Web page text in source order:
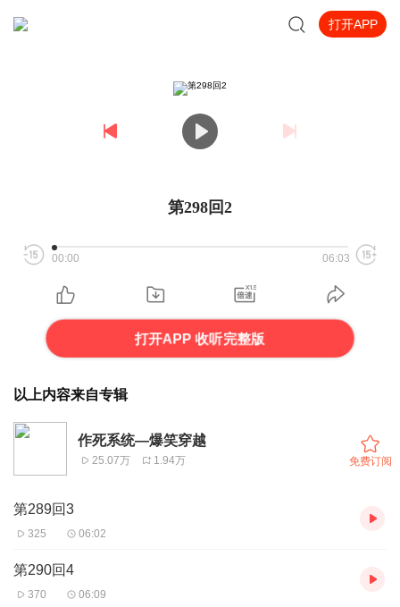
打开APP
第298回2
00:00 06:03
打开APP 收听完整版
以上内容来自专辑
作死系统—爆笑穿越
25.07万 1.94万 免费订阅
第289回3
325 06:02
第290回4
370 06:09